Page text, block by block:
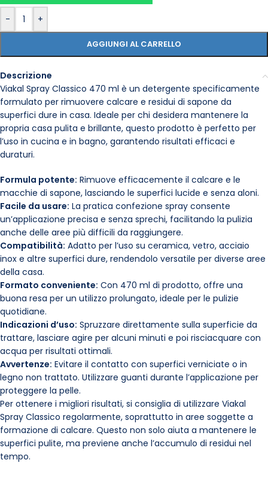
- +
AGGIUNGI AL CARRELLO
Descrizione
Viakal Spray Classico 470 ml è un detergente specificamente
formulato per rimuovere calcare e residui di sapone da
superfici dure in casa. Ideale per chi desidera mantenere la
propria casa pulita e brillante, questo prodotto è perfetto per
l’uso in cucina e in bagno, garantendo risultati efficaci e
duraturi.
Formula potente: Rimuove efficacemente il calcare e le
macchie di sapone, lasciando le superfici lucide e senza aloni.
Facile da usare: La pratica confezione spray consente
un’applicazione precisa e senza sprechi, facilitando la pulizia
anche delle aree più difficili da raggiungere.
Compatibilità: Adatto per l’uso su ceramica, vetro, acciaio
inox e altre superfici dure, rendendolo versatile per diverse aree
della casa.
Formato conveniente: Con 470 ml di prodotto, offre una
buona resa per un utilizzo prolungato, ideale per le pulizie
quotidiane.
Indicazioni d’uso: Spruzzare direttamente sulla superficie da
trattare, lasciare agire per alcuni minuti e poi risciacquare con
acqua per risultati ottimali.
Avvertenze: Evitare il contatto con superfici verniciate o in
legno non trattato. Utilizzare guanti durante l’applicazione per
proteggere la pelle.
Per ottenere i migliori risultati, si consiglia di utilizzare Viakal
Spray Classico regolarmente, soprattutto in aree soggette a
formazione di calcare. Questo non solo aiuta a mantenere le
superfici pulite, ma previene anche l’accumulo di residui nel
tempo.